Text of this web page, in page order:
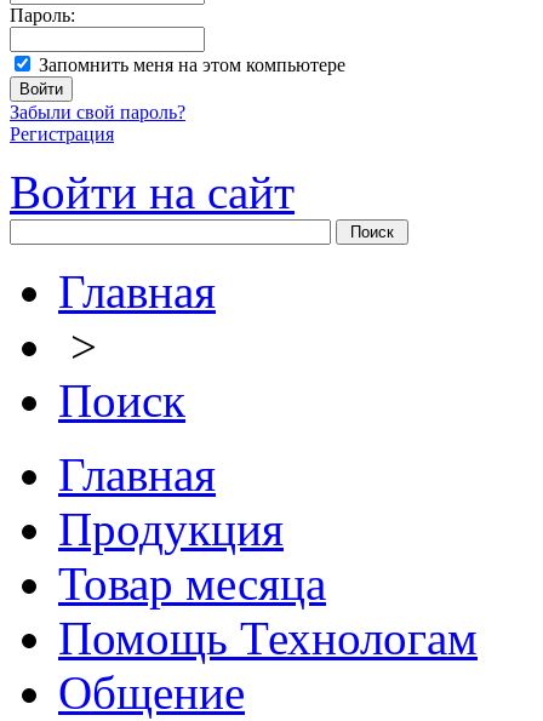
Пароль:
Запомнить меня на этом компьютере
Забыли свой пароль?
Регистрация
Войти на сайт
Главная
>
Поиск
Главная
Продукция
Товар месяца
Помощь Технологам
Общение